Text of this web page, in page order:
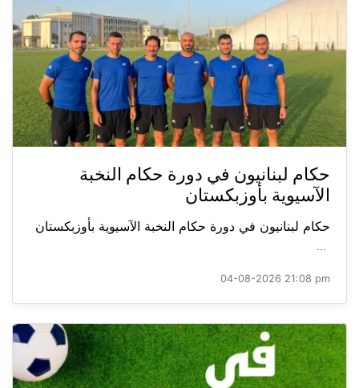
حكام لبنانيون في دورة حكام النخبة
الآسيوية بأوزبكستان
حكام لبنانيون في دورة حكام النخبة الآسيوية بأوزبكستان
...
04-08-2026 21:08 pm